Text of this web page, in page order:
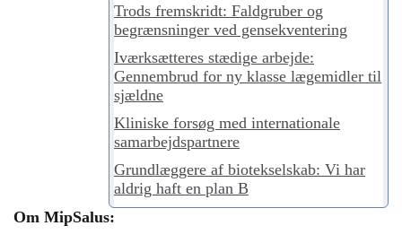
Trods fremskridt: Faldgruber og
begrænsninger ved gensekventering
Iværksætteres stædige arbejde:
Gennembrud for ny klasse lægemidler til
sjældne
Kliniske forsøg med internationale
samarbejdspartnere
Grundlæggere af biotekselskab: Vi har
aldrig haft en plan B
Om MipSalus: